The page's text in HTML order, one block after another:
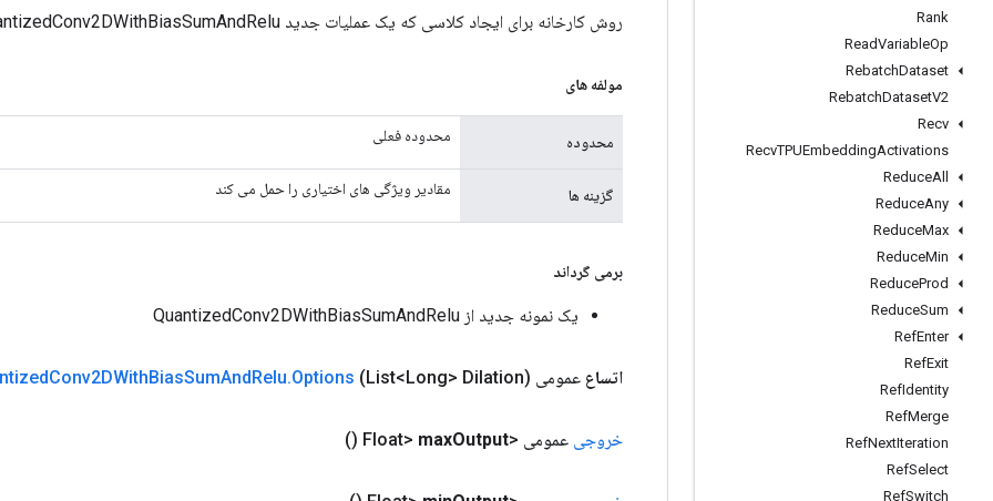
Rank
ReadVariableOp
RebatchDataset
RebatchDatasetV2
Recv
RecvTPUEmbeddingActivations
ReduceAll
ReduceAny
ReduceMax
ReduceMin
ReduceProd
ReduceSum
RefEnter
RefExit
RefIdentity
RefMerge
RefNextIteration
RefSelect
RefSwitch
روش کارخانه برای ایجاد کلاسی که یک عملیات جدید QuantizedConv2DWithBiasSumAndRelu را بسته بندی می کند.
مولفه های
محدوده محدوده فعلی
گزینه ها مقادیر ویژگی های اختیاری را حمل می کند
برمی گرداند
یک نمونه جدید از QuantizedConv2DWithBiasSumAndRelu
اتساع عمومی Conv2DWithBiasSumAndRelu.Options (List<Long> Dilation)
خروجی عمومی <Float> maxOutput
()